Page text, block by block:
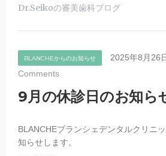
Dr.Seikoの審美歯科ブログ
BLANCHEからのお知らせ 2025年8月26
Comments
9月の休診日のお知ら
BLANCHEブランシェデンタルクリニ
知らせします。